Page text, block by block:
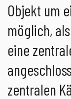
Objekt um
möglich,
eine
zentralen